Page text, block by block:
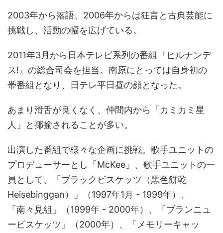
2003年から落語、2006年からは狂言と古典芸能に
挑戦し、活動の幅を広げている。
2011年3月から日本テレビ系列の番組『ヒルナンデ
ス!』の総合司会を担当。南原にとっては自身初の
帯番組となり、日テレ平日昼の顔となった。
あまり滑舌が良くなく、仲間内から「カミカミ星
人」と揶揄されることが多い。
出演した番組で様々な企画に挑戦。歌手ユニットの
プロデューサーとし「McKee」、歌手ユニットの一
員として、「ブラックビスケッツ（黑色餅乾
Heisebinggan）」（1997年1月 - 1999年）、
「南々見組」（1999年 - 2000年）、「ブランニュ
ービスケッツ」（2000年）、「メモリーキャッ